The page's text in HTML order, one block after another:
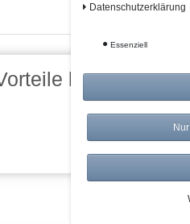
bei AWWM:
Risikolos:
Über
Daten­schutz­erklärung
Essenziell